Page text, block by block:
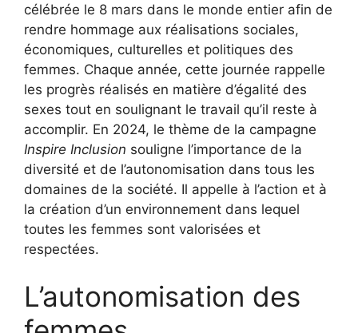
célébrée le 8 mars dans le monde entier afin de
rendre hommage aux réalisations sociales,
économiques, culturelles et politiques des
femmes. Chaque année, cette journée rappelle
les progrès réalisés en matière d’égalité des
sexes tout en soulignant le travail qu’il reste à
accomplir. En 2024, le thème de la campagne
Inspire Inclusion souligne l’importance de la
diversité et de l’autonomisation dans tous les
domaines de la société. Il appelle à l’action et à
la création d’un environnement dans lequel
toutes les femmes sont valorisées et
respectées.
L’autonomisation des